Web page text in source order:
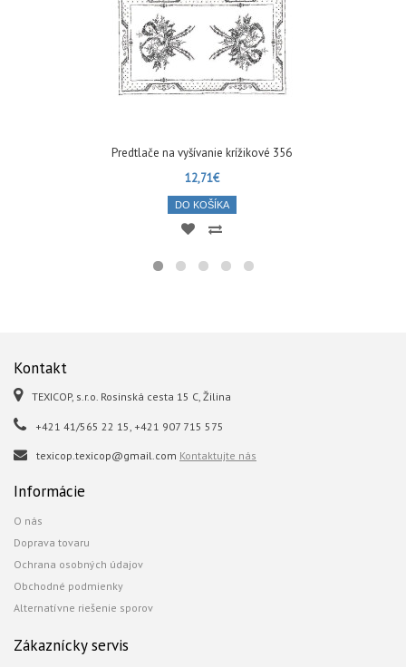
Predtlače na vyšívanie krížikové 356
12,71€
DO KOŠÍKA
Kontakt
TEXICOP, s.r.o. Rosinská cesta 15 C, Žilina
+421 41/565 22 15, +421 907 715 575
texicop.texicop@gmail.com Kontaktujte nás
Informácie
O nás
Doprava tovaru
Ochrana osobných údajov
Obchodné podmienky
Alternatívne riešenie sporov
Zákaznícky servis